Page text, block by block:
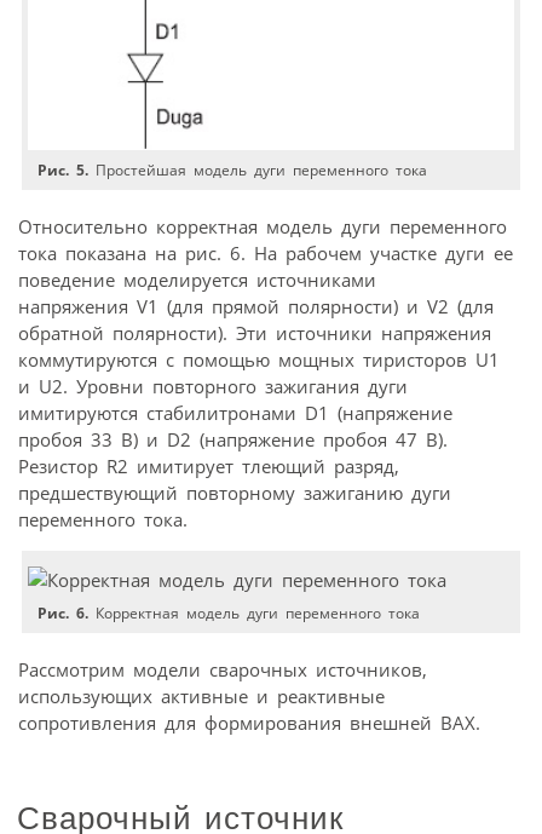
Рис. 5. Простейшая модель дуги переменного тока
Относительно корректная модель дуги переменного
тока показана на рис. 6. На рабочем участке дуги ее
поведение моделируется источниками
напряжения V1 (для прямой полярности) и V2 (для
обратной полярности). Эти источники напряжения
коммутируются с помощью мощных тиристоров U1
и U2. Уровни повторного зажигания дуги
имитируются стабилитронами D1 (напряжение
пробоя 33 В) и D2 (напряжение пробоя 47 В).
Резистор R2 имитирует тлеющий разряд,
предшествующий повторному зажиганию дуги
переменного тока.
Рис. 6. Корректная модель дуги переменного тока
Рассмотрим модели сварочных источников,
использующих активные и реактивные
сопротивления для формирования внешней ВАХ.
Сварочный источник